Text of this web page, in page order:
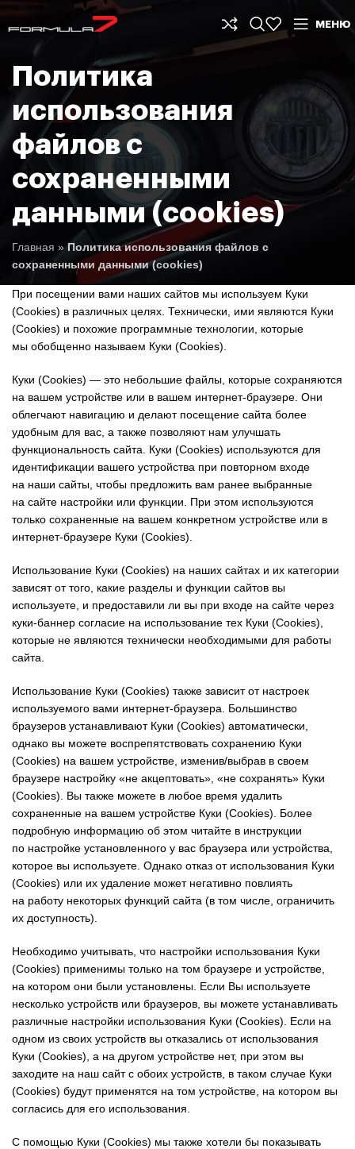
МЕНЮ
Политика
использования
файлов с
сохраненными
данными (cookies)
Главная »Политика использования файлов с
сохраненными данными (cookies)
При посещении вами наших сайтов мы используем Куки
(Cookies) в различных целях. Технически, ими являются Куки
(Cookies) и похожие программные технологии, которые
мы обобщенно называем Куки (Cookies).
Куки (Cookies) — это небольшие файлы, которые сохраняются
на вашем устройстве или в вашем интернет-браузере. Они
облегчают навигацию и делают посещение сайта более
удобным для вас, а также позволяют нам улучшать
функциональность сайта. Куки (Cookies) используются для
идентификации вашего устройства при повторном входе
на наши сайты, чтобы предложить вам ранее выбранные
на сайте настройки или функции. При этом используются
только сохраненные на вашем конкретном устройстве или в
интернет-браузере Куки (Cookies).
Использование Куки (Cookies) на наших сайтах и их категории
зависят от того, какие разделы и функции сайтов вы
используете, и предоставили ли вы при входе на сайте через
куки-баннер согласие на использование тех Куки (Cookies),
которые не являются технически необходимыми для работы
сайта.
Использование Куки (Cookies) также зависит от настроек
используемого вами интернет-браузера. Большинство
браузеров устанавливают Куки (Cookies) автоматически,
однако вы можете воспрепятствовать сохранению Куки
(Cookies) на вашем устройстве, изменив/выбрав в своем
браузере настройку «не акцептовать», «не сохранять» Куки
(Cookies). Вы также можете в любое время удалить
сохраненные на вашем устройстве Куки (Cookies). Более
подробную информацию об этом читайте в инструкции
по настройке установленного у вас браузера или устройства,
которое вы используете. Однако отказ от использования Куки
(Cookies) или их удаление может негативно повлиять
на работу некоторых функций сайта (в том числе, ограничить
их доступность).
Необходимо учитывать, что настройки использования Куки
(Cookies) применимы только на том браузере и устройстве,
на котором они были установлены. Если Вы используете
несколько устройств или браузеров, вы можете устанавливать
различные настройки использования Куки (Cookies). Если на
одном из своих устройств вы отказались от использования
Куки (Cookies), а на другом устройстве нет, при этом вы
заходите на наш сайт с обоих устройств, в таком случае Куки
(Cookies) будут применятся на том устройстве, на котором вы
согласись для его использования.
С помощью Куки (Cookies) мы также хотели бы показывать